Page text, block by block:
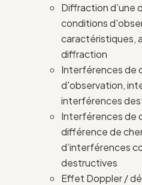
Diffraction d’une
conditions
caractéristiques,
diffraction
Interférences de
d'observation,
interférences
Interférences de
différence de
d’interférences
destructives
Effet Doppler /